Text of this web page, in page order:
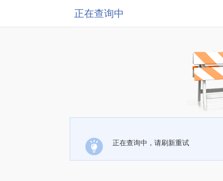
正在查询中
正在查询中，请刷新重试